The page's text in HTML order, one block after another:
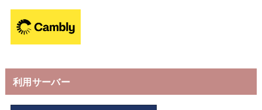
利用サーバー